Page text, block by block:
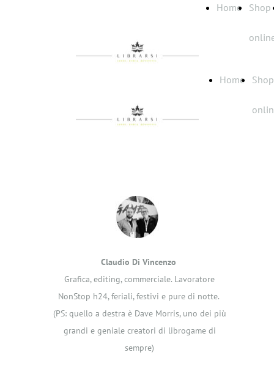
Home Shop
Home Shop
Claudio Di Vincenzo
Grafica, editing, commerciale. Lavoratore
NonStop h24, feriali, festivi e pure di notte.
(PS: quello a destra è Dave Morris, uno dei più
grandi e geniale creatori di librogame di
sempre)